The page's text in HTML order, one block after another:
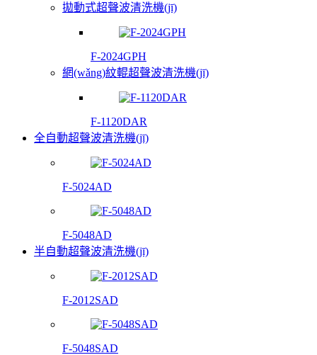
拋動式超聲波清洗機(jī)
F-2024GPH
網(wǎng)紋輥超聲波清洗機(jī)
F-1120DAR
全自動超聲波清洗機(jī)
F-5024AD
F-5048AD
半自動超聲波清洗機(jī)
F-2012SAD
F-5048SAD